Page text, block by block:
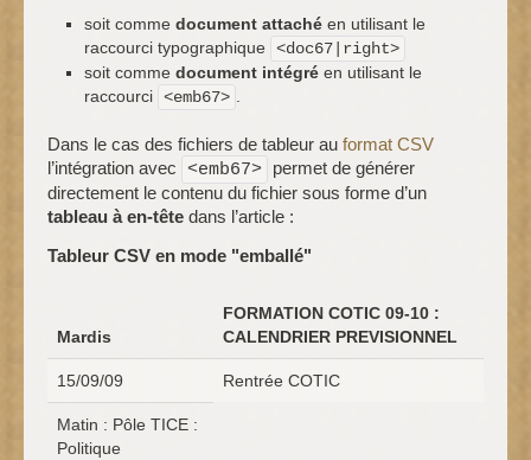
soit comme document attaché en utilisant le
raccourci typographique
<doc67|right>
soit comme document intégré en utilisant le
raccourci <emb67> .
Dans le cas des fichiers de tableur au format CSV
l’intégration avec <emb67> permet de générer
directement le contenu du fichier sous forme d’un
tableau à en-tête dans l’article :
Tableur CSV en mode "emballé"
Mardis
FORMATION COTIC 09-10 :
CALENDRIER PREVISIONNEL
15/09/09 Rentrée COTIC
Matin : Pôle TICE :
Politique